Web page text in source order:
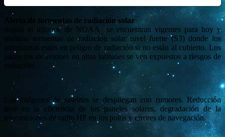
Alerta de tormentas de radiación solar
Según el informe de NOAA se encuentran vigentes para hoy y
mañana tormentas de radiación solar nivel fuerte (S3) donde los
astronautas están en peligro de radiación si no están al cubierto. Los
pasajeros de aviones en altas latitudes se ven expuestos a riesgos de
radiación.
Las imágenes de satélites se despliegan con rumores. Reducción
leve en la eficiencia de los paneles solares, degradación de la
transmisiones de radio HF en los polos y errores de navegación.